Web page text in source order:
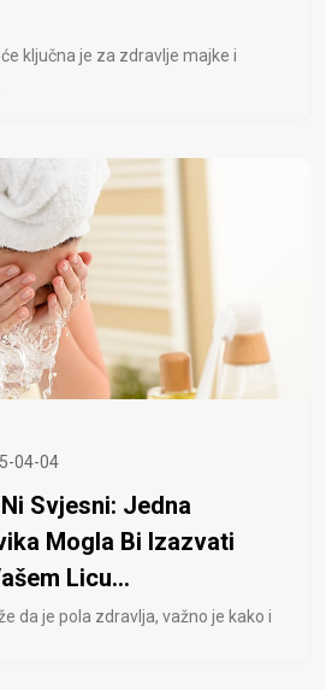
ključna je za zdravlje majke i
04-04
Svjesni: Jedna
Mogla Bi Izazvati
Licu...
da je pola zdravlja, važno je kako i